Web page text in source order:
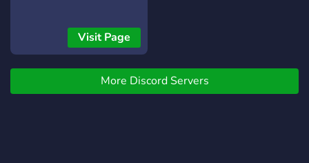
Visit Page
More Discord Servers